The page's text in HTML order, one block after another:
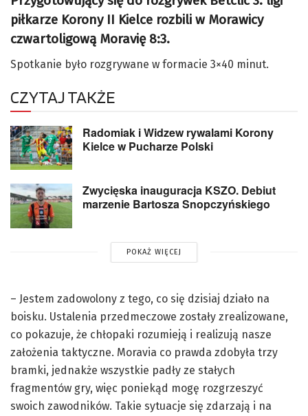
piłkarze Korony II Kielce rozbili w Morawicy
czwartoligową Moravię 8:3.
Spotkanie było rozgrywane w formacie 3×40 minut.
CZYTAJ TAKŻE
Radomiak i Widzew rywalami Korony
Kielce w Pucharze Polski
Zwycięska inauguracja KSZO. Debiut
marzenie Bartosza Snopczyńskiego
POKAŻ WIĘCEJ
– Jestem zadowolony z tego, co się dzisiaj działo na
boisku. Ustalenia przedmeczowe zostały zrealizowane,
co pokazuje, że chłopaki rozumieją i realizują nasze
założenia taktyczne. Moravia co prawda zdobyła trzy
bramki, jednakże wszystkie padły ze stałych
fragmentów gry, więc poniekąd mogę rozgrzeszyć
swoich zawodników. Takie sytuacje się zdarzają i na